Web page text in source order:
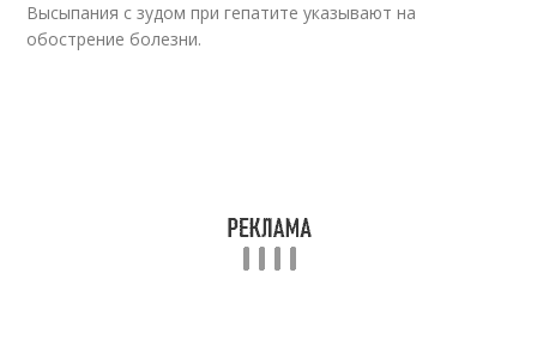
Высыпания с зудом при гепатите указывают на
обострение болезни.